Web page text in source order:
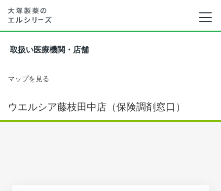
取扱い医療機関・店舗
マップを見る
ウエルシア藤枝田中店（保険調剤窓口）